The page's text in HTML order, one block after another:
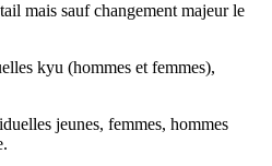
mais sauf changement majeur le
kyu (hommes et femmes),
jeunes, femmes, hommes